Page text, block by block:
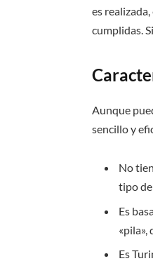
es
cumplidas.
Aunque
sencillo y
No
tipo
Es
Es